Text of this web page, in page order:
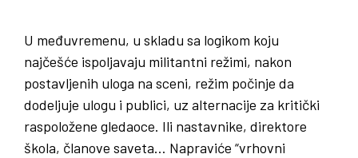
U međuvremenu, u skladu sa logikom koju
najčešće ispoljavaju militantni režimi, nakon
postavljenih uloga na sceni, režim počinje da
dodeljuje ulogu i publici, uz alternacije za kritički
raspoložene gledaoce. Ili nastavnike, direktore
škola, članove saveta… Napraviće “vrhovni